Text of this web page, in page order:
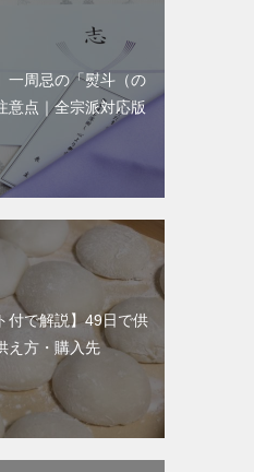
一周忌の「熨斗（の
意点｜全宗派対応版
付で解説】49日で供
え方・購入先